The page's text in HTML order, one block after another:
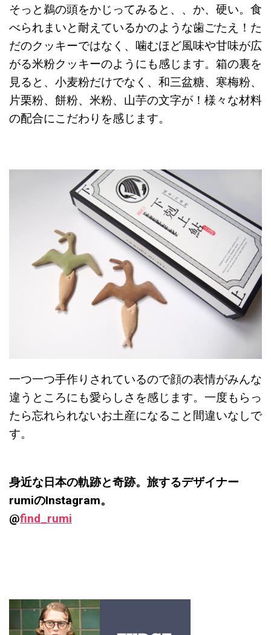
そっと鵜の頭をかじってみると、、か、硬い。食
べられまいと耐えているかのような歯ごたえ！た
だのクッキーではなく、噛むほど風味や甘味が広
がる米粉クッキーのようにも感じます。箱の裏を
見ると、小麦粉だけでなく、和三盆糖、寒梅粉、
片栗粉、餅粉、米粉、山芋の文字が！様々な材料
の配合にこだわりを感じます。
一つ一つ手作りされているので顔の表情がみんな
違うところにも愛らしさを感じます。一度もらっ
たら忘れられないお土産になること間違いなしで
す。
身近な日本の軌跡と奇跡。旅するデザイナー
rumiのInstagram。
@find_rumi